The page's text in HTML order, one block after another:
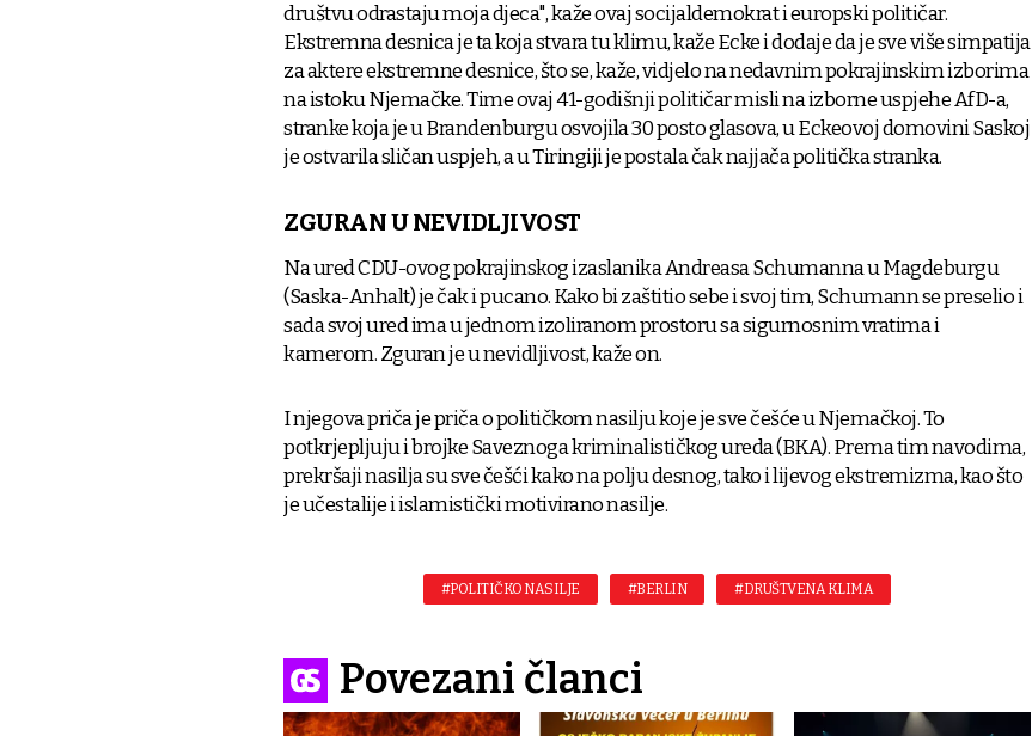
društvu odrastaju moja djeca", kaže ovaj socijaldemokrat i europski političar.
Ekstremna desnica je ta koja stvara tu klimu, kaže Ecke i dodaje da je sve više simpatija
za aktere ekstremne desnice, što se, kaže, vidjelo na nedavnim pokrajinskim izborima
na istoku Njemačke. Time ovaj 41-godišnji političar misli na izborne uspjehe AfD-a,
stranke koja je u Brandenburgu osvojila 30 posto glasova, u Eckeovoj domovini Saskoj
je ostvarila sličan uspjeh, a u Tiringiji je postala čak najjača politička stranka.
ZGURAN U NEVIDLJIVOST
Na ured CDU-ovog pokrajinskog izaslanika Andreasa Schumanna u Magdeburgu
(Saska-Anhalt) je čak i pucano. Kako bi zaštitio sebe i svoj tim, Schumann se preselio i
sada svoj ured ima u jednom izoliranom prostoru sa sigurnosnim vratima i
kamerom. Zguran je u nevidljivost, kaže on.
I njegova priča je priča o političkom nasilju koje je sve češće u Njemačkoj. To
potkrjepljuju i brojke Saveznoga kriminalističkog ureda (BKA). Prema tim navodima,
prekršaji nasilja su sve češći kako na polju desnog, tako i lijevog ekstremizma, kao što
je učestalije i islamistički motivirano nasilje.
#POLITIČKO NASILJE #BERLIN #DRUŠTVENA KLIMA
Povezani članci